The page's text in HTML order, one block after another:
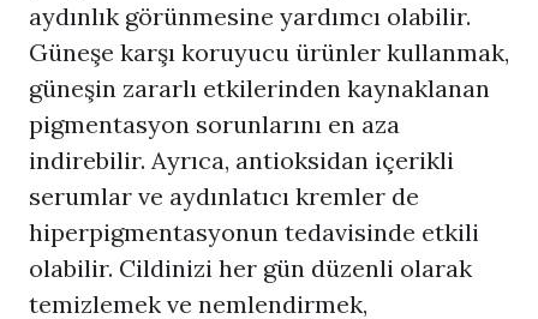
aydınlık görünmesine yardımcı olabilir.
Güneşe karşı koruyucu ürünler kullanmak,
güneşin zararlı etkilerinden kaynaklanan
pigmentasyon sorunlarını en aza
indirebilir. Ayrıca, antioksidan içerikli
serumlar ve aydınlatıcı kremler de
hiperpigmentasyonun tedavisinde etkili
olabilir. Cildinizi her gün düzenli olarak
temizlemek ve nemlendirmek,